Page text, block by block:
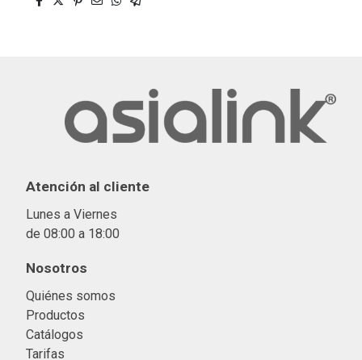
Atención al cliente
Lunes a Viernes
de 08:00 a 18:00
Nosotros
Quiénes somos
Productos
Catálogos
Tarifas